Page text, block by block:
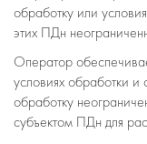
обработку или
этих ПДн
Оператор
условиях обработки и
обработку
субъектом ПДн для